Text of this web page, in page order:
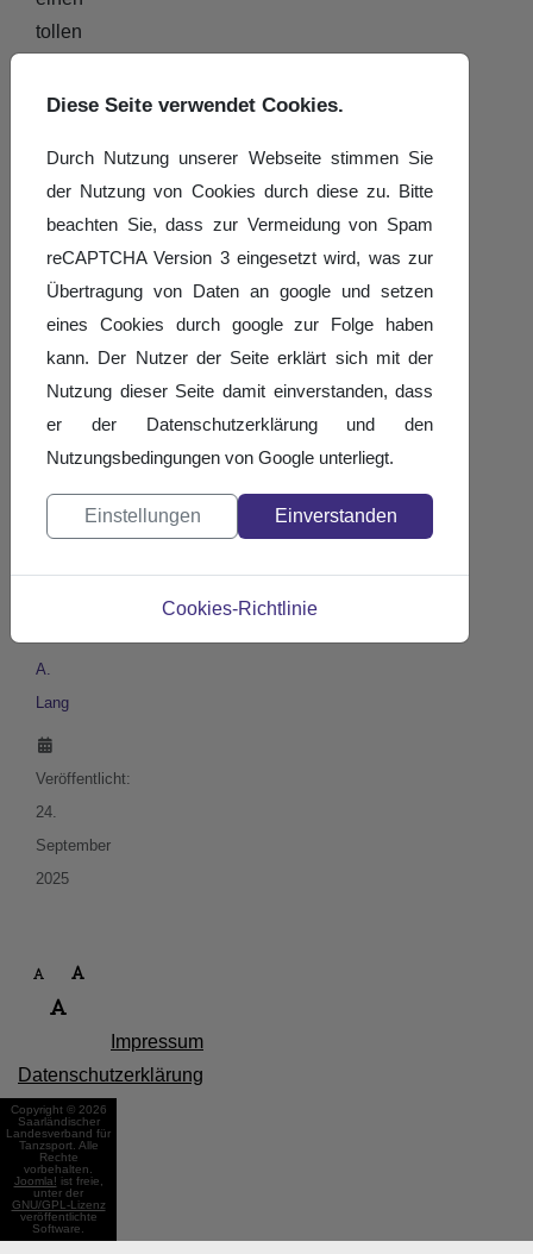
tollen
mit
euren
Freunden
und
Familien
sowie
allen
Tanzsportbegeisterten!
Der
SLT
Details
A.
Lang
Veröffentlicht:
24.
September
2025
Diese Seite verwendet Cookies.
Durch Nutzung unserer Webseite stimmen Sie
der Nutzung von Cookies durch diese zu. Bitte
beachten Sie, dass zur Vermeidung von Spam
reCAPTCHA Version 3 eingesetzt wird, was zur
Übertragung von Daten an google und setzen
eines Cookies durch google zur Folge haben
kann. Der Nutzer der Seite erklärt sich mit der
Nutzung dieser Seite damit einverstanden, dass
er der Datenschutzerklärung und den
Nutzungsbedingungen von Google unterliegt.
Einstellungen Einverstanden
Cookies-Richtlinie
Impressum
Datenschutzerklärung
Copyright © 2026
Saarländischer
Landesverband für
Tanzsport. Alle
Rechte
vorbehalten.
Joomla! ist freie,
unter der
GNU/GPL-Lizenz
veröffentlichte
Software.